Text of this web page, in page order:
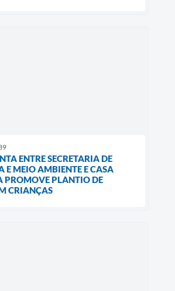
ENTRE SECRETARIA DE
E MEIO AMBIENTE E CASA
PROMOVE PLANTIO DE
CRIANÇAS